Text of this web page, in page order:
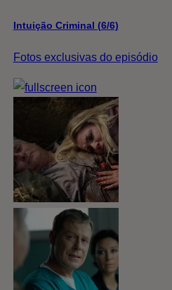
Intuição Criminal (6/6)
Fotos exclusivas do episódio